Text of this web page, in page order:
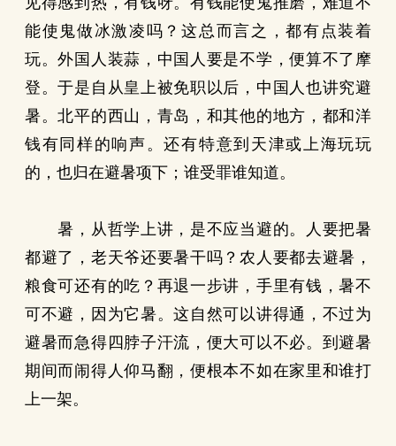
能使鬼做冰激凌吗？这总而言之，都有点装着
玩。外国人装蒜，中国人要是不学，便算不了摩
登。于是自从皇上被免职以后，中国人也讲究避
暑。北平的西山，青岛，和其他的地方，都和洋
钱有同样的响声。还有特意到天津或上海玩玩
的，也归在避暑项下；谁受罪谁知道。
暑，从哲学上讲，是不应当避的。人要把暑
都避了，老天爷还要暑干吗？农人要都去避暑，
粮食可还有的吃？再退一步讲，手里有钱，暑不
可不避，因为它暑。这自然可以讲得通，不过为
避暑而急得四脖子汗流，便大可以不必。到避暑
期间而闹得人仰马翻，便根本不如在家里和谁打
上一架。